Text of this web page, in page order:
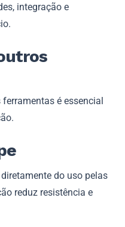
integração e
é essencial
do uso pelas
reduz resistência e